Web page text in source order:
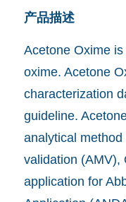
产品描述
Acetone Oxime
oxime. Acetone
characterization
guideline.
analytical
validation (AMV),
application for